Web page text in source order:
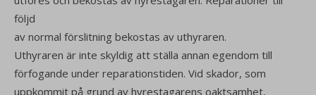
följd
av normal förslitning bekostas av uthyraren.
Uthyraren är inte skyldig att ställa annan egendom till
förfogande under reparationstiden. Vid skador, som
uppkommit på grund av hyrestagarens oaktsamhet,